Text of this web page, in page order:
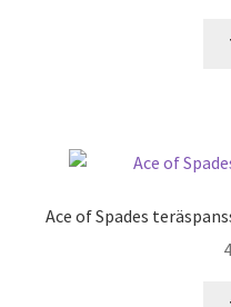
Ace of Spades